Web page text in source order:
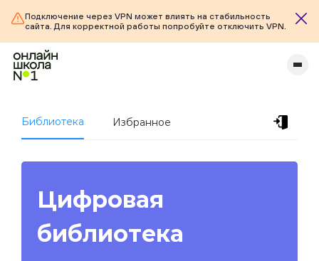
Подключение через VPN может влиять на стабильность
сайта. Для корректной работы попробуйте отключить VPN.
Библиотека Избранное
Цифровая
библиотека